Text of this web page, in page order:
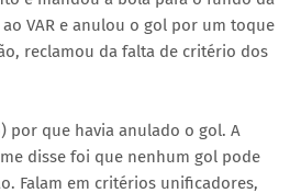
VAR e anulou o gol por um toque
reclamou da falta de critério dos
que havia anulado o gol. A
disse foi que nenhum gol pode
Falam em critérios unificadores,